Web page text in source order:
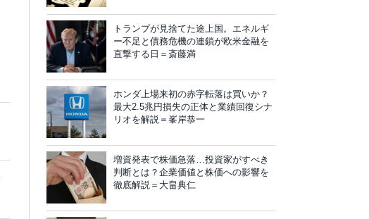
トランプが見捨てた途上国。エネルギ
ー不足と債務危機の連鎖が欧米金融を
直撃する日＝斎藤満
ホンダ上場来初の赤字転落は買いか？
最大2.5兆円損失の正体と業績回復シナ
リオを解説＝峯岸恭一
増資発表で株価急落…投資家がすべき
判断とは？企業価値と株価への影響を
徹底解説＝大畠典仁